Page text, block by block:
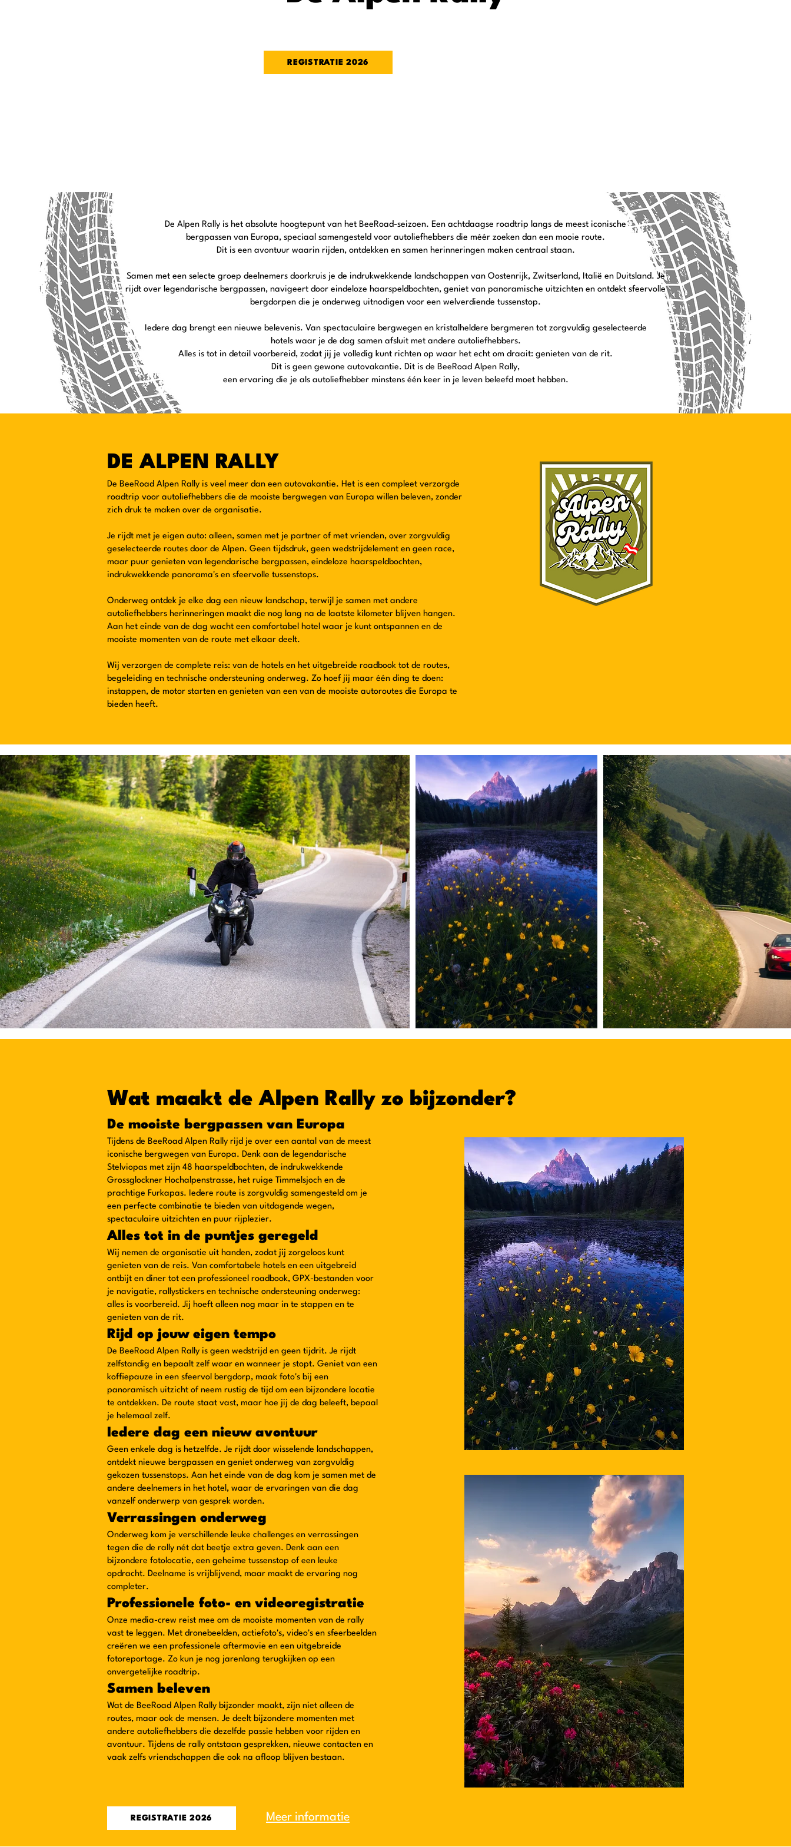
REGISTRATIE 2026
De Alpen Rally is het absolute hoogtepunt van het BeeRoad-seizoen. Een achtdaagse roadtrip langs de meest iconische
bergpassen van Europa, speciaal samengesteld voor autoliefhebbers die méér zoeken dan een mooie route.
Dit is een avontuur waarin rijden, ontdekken en samen herinneringen maken centraal staan.
Samen met een selecte groep deelnemers doorkruis je de indrukwekkende landschappen van Oostenrijk, Zwitserland, Italië en Duitsland. Je
rijdt over legendarische bergpassen, navigeert door eindeloze haarspeldbochten, geniet van panoramische uitzichten en ontdekt sfeervolle
bergdorpen die je onderweg uitnodigen voor een welverdiende tussenstop.
Iedere dag brengt een nieuwe belevenis. Van spectaculaire bergwegen en kristalheldere bergmeren tot zorgvuldig geselecteerde
hotels waar je de dag samen afsluit met andere autoliefhebbers.
Alles is tot in detail voorbereid, zodat jij je volledig kunt richten op waar het echt om draait: genieten van de rit.
Dit is geen gewone autovakantie. Dit is de BeeRoad Alpen Rally,
een ervaring die je als autoliefhebber minstens één keer in je leven beleefd moet hebben.
DE ALPEN RALLY
De BeeRoad Alpen Rally is veel meer dan een autovakantie. Het is een compleet verzorgde
roadtrip voor autoliefhebbers die de mooiste bergwegen van Europa willen beleven, zonder
zich druk te maken over de organisatie.
Je rijdt met je eigen auto: alleen, samen met je partner of met vrienden, over zorgvuldig
geselecteerde routes door de Alpen. Geen tijdsdruk, geen wedstrijdelement en geen race,
maar puur genieten van legendarische bergpassen, eindeloze haarspeldbochten,
indrukwekkende panorama's en sfeervolle tussenstops.
Onderweg ontdek je elke dag een nieuw landschap, terwijl je samen met andere
autoliefhebbers herinneringen maakt die nog lang na de laatste kilometer blijven hangen.
Aan het einde van de dag wacht een comfortabel hotel waar je kunt ontspannen en de
mooiste momenten van de route met elkaar deelt.
Wij verzorgen de complete reis: van de hotels en het uitgebreide roadbook tot de routes,
begeleiding en technische ondersteuning onderweg. Zo hoef jij maar één ding te doen:
instappen, de motor starten en genieten van een van de mooiste autoroutes die Europa te
bieden heeft.
Wat maakt de Alpen Rally zo bijzonder?
De mooiste bergpassen van Europa
Tijdens de BeeRoad Alpen Rally rijd je over een aantal van de meest
iconische bergwegen van Europa. Denk aan de legendarische
Stelviopas met zijn 48 haarspeldbochten, de indrukwekkende
Grossglockner Hochalpenstrasse, het ruige Timmelsjoch en de
prachtige Furkapas. Iedere route is zorgvuldig samengesteld om je
een perfecte combinatie te bieden van uitdagende wegen,
spectaculaire uitzichten en puur rijplezier.
Alles tot in de puntjes geregeld
Wij nemen de organisatie uit handen, zodat jij zorgeloos kunt
genieten van de reis. Van comfortabele hotels en een uitgebreid
ontbijt en diner tot een professioneel roadbook, GPX-bestanden voor
je navigatie, rallystickers en technische ondersteuning onderweg:
alles is voorbereid. Jij hoeft alleen nog maar in te stappen en te
genieten van de rit.
Rijd op jouw eigen tempo
De BeeRoad Alpen Rally is geen wedstrijd en geen tijdrit. Je rijdt
zelfstandig en bepaalt zelf waar en wanneer je stopt. Geniet van een
koffiepauze in een sfeervol bergdorp, maak foto's bij een
panoramisch uitzicht of neem rustig de tijd om een bijzondere locatie
te ontdekken. De route staat vast, maar hoe jij de dag beleeft, bepaal
je helemaal zelf.
Iedere dag een nieuw avontuur
Geen enkele dag is hetzelfde. Je rijdt door wisselende landschappen,
ontdekt nieuwe bergpassen en geniet onderweg van zorgvuldig
gekozen tussenstops. Aan het einde van de dag kom je samen met de
andere deelnemers in het hotel, waar de ervaringen van die dag
vanzelf onderwerp van gesprek worden.
Verrassingen onderweg
Onderweg kom je verschillende leuke challenges en verrassingen
tegen die de rally nét dat beetje extra geven. Denk aan een
bijzondere fotolocatie, een geheime tussenstop of een leuke
opdracht. Deelname is vrijblijvend, maar maakt de ervaring nog
completer.
Professionele foto- en videoregistratie
Onze media-crew reist mee om de mooiste momenten van de rally
vast te leggen. Met dronebeelden, actiefoto's, video's en sfeerbeelden
creëren we een professionele aftermovie en een uitgebreide
fotoreportage. Zo kun je nog jarenlang terugkijken op een
onvergetelijke roadtrip.
Samen beleven
Wat de BeeRoad Alpen Rally bijzonder maakt, zijn niet alleen de
routes, maar ook de mensen. Je deelt bijzondere momenten met
andere autoliefhebbers die dezelfde passie hebben voor rijden en
avontuur. Tijdens de rally ontstaan gesprekken, nieuwe contacten en
vaak zelfs vriendschappen die ook na afloop blijven bestaan.
REGISTRATIE 2026 Meer informatie